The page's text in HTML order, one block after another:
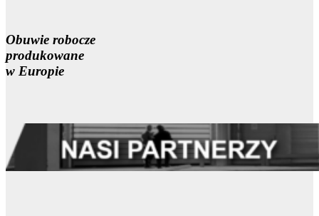
Obuwie robocze
produkowane
w Europie